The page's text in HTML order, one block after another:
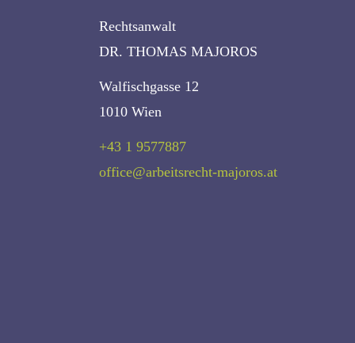
Rechtsanwalt
DR. THOMAS MAJOROS
Walfischgasse 12
1010 Wien
+43 1 9577887
office@arbeitsrecht-majoros.at